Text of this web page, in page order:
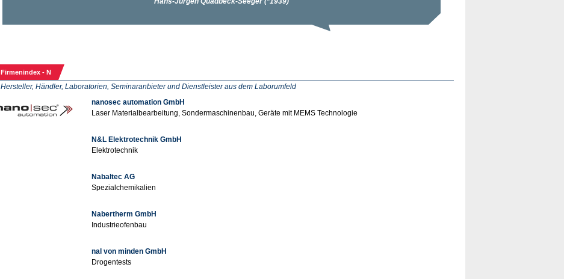
Firmenindex - N
Hersteller, Händler, Laboratorien, Seminaranbieter und Dienstleister aus dem Laborumfeld
nanosec automation GmbH
Laser Materialbearbeitung, Sondermaschinenbau, Geräte mit MEMS Technologie
N&L Elektrotechnik GmbH
Elektrotechnik
Nabaltec AG
Spezialchemikalien
Nabertherm GmbH
Industrieofenbau
nal von minden GmbH
Drogentests